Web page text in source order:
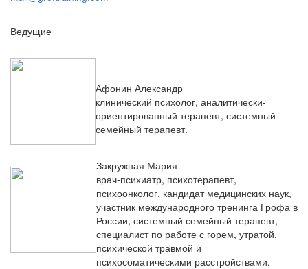
Ведущие
Афонин Александр
клинический психолог, аналитически-
ориентированный терапевт, системный
семейный терапевт.
Закружная Мария
врач-психиатр, психотерапевт,
психоонколог, кандидат медицинских наук,
участник международного тренинга Грофа в
России, системный семейный терапевт,
специалист по работе с горем, утратой,
психической травмой и
психосоматическими расстройствами.